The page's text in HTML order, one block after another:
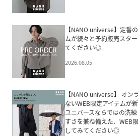
【NANO universe】定番
ムが続々と予約販売スタ
てください◎
2026.08.05
【NANO universe】 オン
ないWEB限定アイテムが
ユニバースならではの洗
すさを兼ね備えた、WEB
してみてください◎